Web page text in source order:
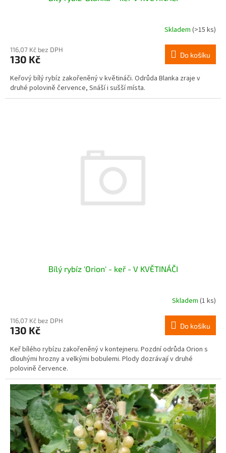
Skladem (>15 ks)
116,07 Kč bez DPH
130 Kč Do košíku
Keřový bílý rybíz zakořeněný v květináči. Odrůda Blanka zraje v
druhé polovině července, Snáší i sušší místa.
Bílý rybíz 'Orion' - keř - V KVĚTINÁČI
Skladem (1 ks)
116,07 Kč bez DPH
130 Kč Do košíku
Keř bílého rybízu zakořeněný v kontejneru. Pozdní odrůda Orion s
dlouhými hrozny a velkými bobulemi. Plody dozrávají v druhé
polovině července.